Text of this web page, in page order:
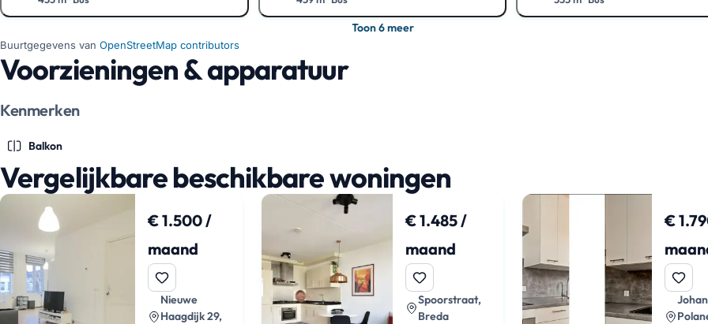
Toon op de kaart Toon op de kaart Toon op de kaart
Toon 6 meer
Buurtgegevens van OpenStreetMap contributors
Voorzieningen & apparatuur
Kenmerken
Balkon
Vergelijkbare beschikbare woningen
€ 1.500 /
maand
Nieuwe
Haagdijk 29,
€ 1.485 /
maand
Spoorstraat,
Breda
€